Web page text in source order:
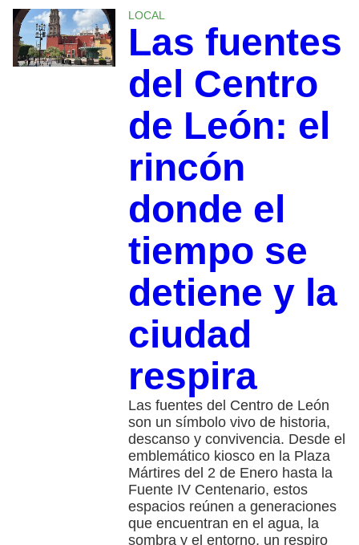
LOCAL
Las fuentes
del Centro
de León: el
rincón
donde el
tiempo se
detiene y la
ciudad
respira
Las fuentes del Centro de León
son un símbolo vivo de historia,
descanso y convivencia. Desde el
emblemático kiosco en la Plaza
Mártires del 2 de Enero hasta la
Fuente IV Centenario, estos
espacios reúnen a generaciones
que encuentran en el agua, la
sombra y el entorno, un respiro